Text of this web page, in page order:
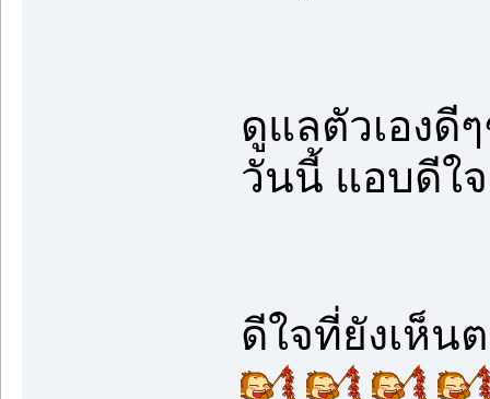
ดูแลตัวเองดี
วันนี้ แอบดีใจ
ดีใจที่ยังเห็น